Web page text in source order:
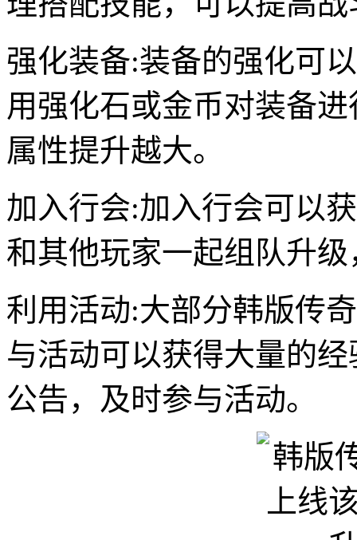
强化装备:装备的强化可
用强化石或金币对装备
属性提升越大。
加入行会:加入行会可以
和其他玩家一起组队升
利用活动:大部分韩版传
与活动可以获得大量的
公告，及时参与活动。